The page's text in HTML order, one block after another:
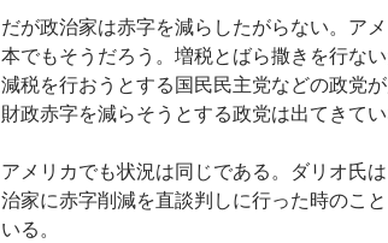
だが政治家は赤字を減らしたがらない。ア
本でもそうだろう。増税とばら撒きを行な
減税を行おうとする国民民主党などの政党が
財政赤字を減らそうとする政党は出てきてい
アメリカでも状況は同じである。ダリオ氏
治家に赤字削減を直談判しに行った時のこ
いる。